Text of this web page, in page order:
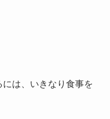
は、いきなり食事を